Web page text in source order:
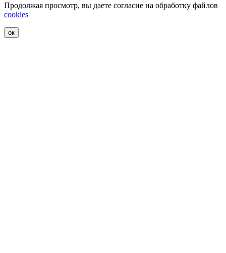
Продолжая просмотр, вы даете согласие на обработку файлов
cookies
ок